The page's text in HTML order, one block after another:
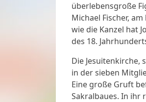
überlebensgroße
Michael Fischer,
wie die Kanzel hat
des 18.
Die Jesuitenkirche,
in der sieben
Eine große Gruft
Sakralbaues. In ihr